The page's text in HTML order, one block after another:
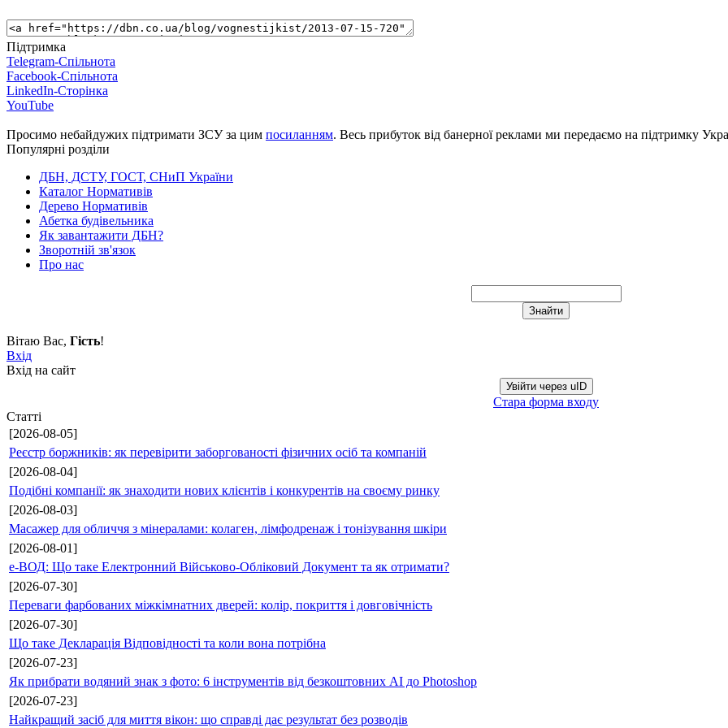
Підтримка
Telegram-Спільнота
Facebook-Спільнота
LinkedIn-Сторінка
YouTube
Просимо небайдужих підтримати ЗСУ за цим посиланням. Весь прибуток від банерної реклами ми передаємо на підтримку
Популярні розділи
ДБН, ДСТУ, ГОСТ, СНиП України
Каталог Нормативів
Дерево Нормативів
Абетка будівельника
Як завантажити ДБН?
Зворотній зв'язок
Про нас
Вітаю Вас, Гість!
Вхід
Вхід на сайт
Увійти через uID
Стара форма входу
Статті
[2026-08-05]
Реєстр боржників: як перевірити заборгованості фізичних осіб та компаній
[2026-08-04]
Подібні компанії: як знаходити нових клієнтів і конкурентів на своєму ринку
[2026-08-03]
Масажер для обличчя з мінералами: колаген, лімфодренаж і тонізування шкіри
[2026-08-01]
е-ВОД: Що таке Електронний Військово-Обліковий Документ та як отримати?
[2026-07-30]
Переваги фарбованих міжкімнатних дверей: колір, покриття і довговічність
[2026-07-30]
Що таке Декларація Відповідності та коли вона потрібна
[2026-07-23]
Як прибрати водяний знак з фото: 6 інструментів від безкоштовних AI до Photoshop
[2026-07-23]
Найкращий засіб для миття вікон: що справді дає результат без розводів